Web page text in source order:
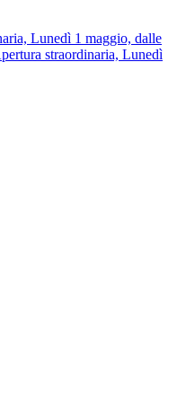
Lunedì 1 maggio, dalle
straordinaria, Lunedì